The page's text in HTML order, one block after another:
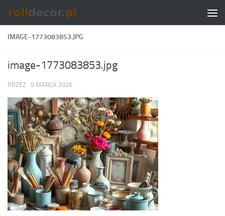
Skip to content
IMAGE-1773083853.JPG
image-1773083853.jpg
PRZEZ · 9 MARCA 2026